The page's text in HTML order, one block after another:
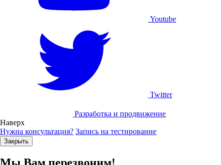
Youtube
Twitter
Разработка и продвижение
Наверх
Нужна консультация? Запись на тестирование
Закрыть
Мы Вам перезвоним!